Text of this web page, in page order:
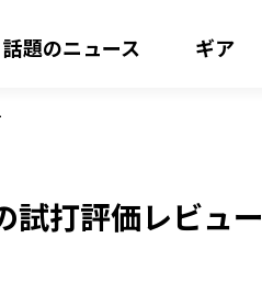
話題のニュース ギア
試打評価レビュー